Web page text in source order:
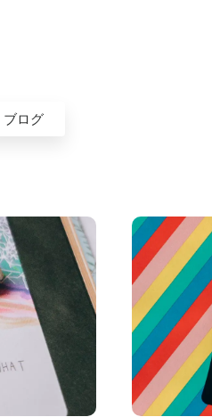
ブログ